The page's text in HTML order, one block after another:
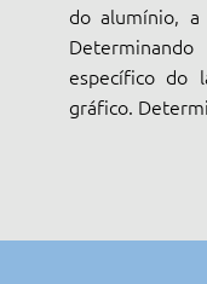
do alumínio, a
específico do
gráfico.